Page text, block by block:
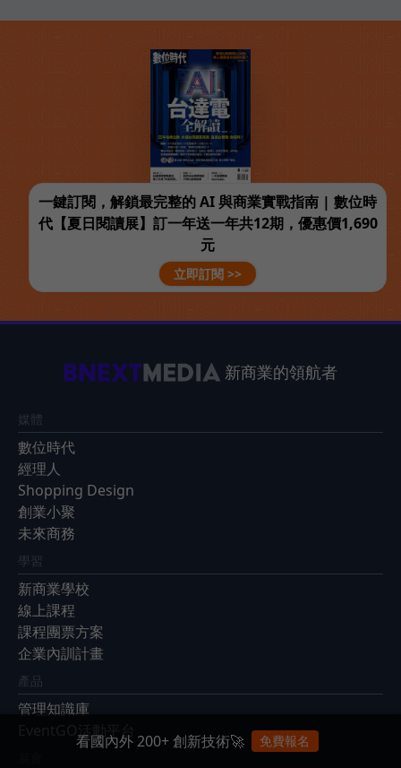
一鍵訂閱，解鎖最完整的 AI 與商業實戰指南 | 數位時
代【夏日閱讀展】訂一年送一年共12期，優惠價1,690
元
立即訂閱 >>
新商業的領航者
媒體
數位時代
經理人
Shopping Design
創業小聚
未來商務
學習
新商業學校
線上課程
課程團票方案
企業內訓計畫
產品
管理知識庫
EventGO活動平台
看國內外 200+ 創新技術🚀 免費報名